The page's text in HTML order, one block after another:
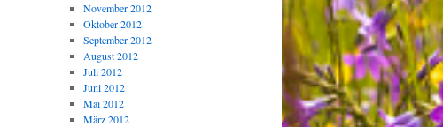
November 2012
Oktober 2012
September 2012
August 2012
Juli 2012
Juni 2012
Mai 2012
März 2012